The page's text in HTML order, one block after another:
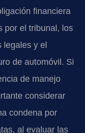
financiera
por el tribunal, los
y el
de automóvil. Si
de manejo
considerar
condena por
al evaluar las